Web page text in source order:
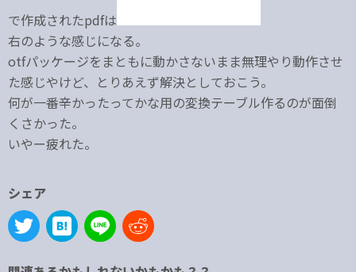
で作成されたpdfは
右のような感じになる。
otfパッケージをまともに動かさないまま無理やり動作させ
た感じやけど、とりあえず解決としておこう。
何が一番辛かったってかな用の変換テーブル作るのが面倒
くさかった。
いやー疲れた。
シェア